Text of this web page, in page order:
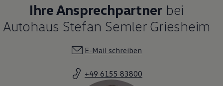
Ihre Ansprechpartner bei
Autohaus Stefan Semler Griesheim
E-Mail schreiben
+49 6155 83800